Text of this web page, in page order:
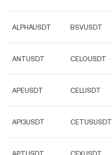
ALPHAUSDT BSVUSDT
ANTUSDT CELOUSDT
APEUSDT CELUSDT
API3USDT CETUSUSDT